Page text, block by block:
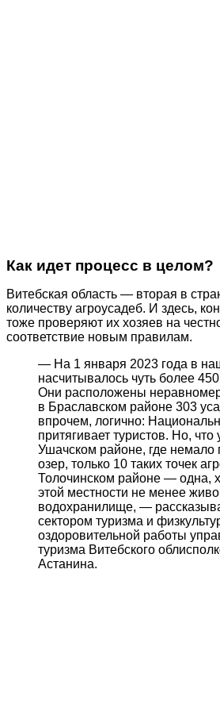
Как идет процесс в целом?
Витебская область — вторая в
количеству агроусадеб. И здесь,
тоже проверяют их хозяев на
соответствие новым правилам.
— На 1 января 2023 года в
насчитывалось чуть более
Они расположены
в Браславском районе 303
впрочем, логично:
притягивает туристов. Но, что
Ушачском районе, где немало
озер, только 10 таких точек
Толочинском районе — одна,
этой местности не менее
водохранилище, —
сектором туризма и
оздоровительной работы
туризма Витебского
Астанина.